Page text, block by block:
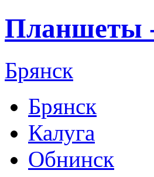
Планшеты
Брянск
Брянск
Калуга
Обнинск